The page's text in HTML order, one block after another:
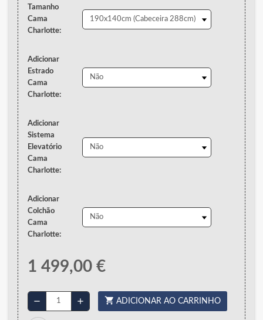
Tamanho
Cama
Charlotte:
Adicionar
Estrado
Cama
Charlotte:
Adicionar
Sistema
Elevatório
Cama
Charlotte:
Adicionar
Colchão
Cama
Charlotte:
1 499,00 €
remove add shopping_cart ADICIONAR AO CARRINHO